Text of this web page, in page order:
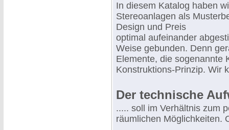
In diesem Katalog haben
Stereoanlagen als
Design und Preis
optimal aufeinander
Weise gebunden. Denn
Elemente, die sogenannte
Konstruktions-Prinzip. Wir
Der technische
..... soll im Verhältnis zum
räumlichen Möglichkeiten.